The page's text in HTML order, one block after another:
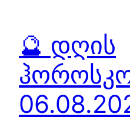
🔮 დღის